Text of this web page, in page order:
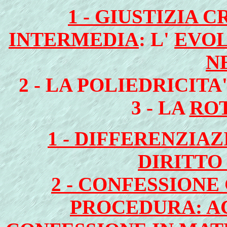
1 - GIUSTIZIA
INTERMEDIA: L'
2 - LA
3 - LA
1 -
2 -
PROCEDURA: